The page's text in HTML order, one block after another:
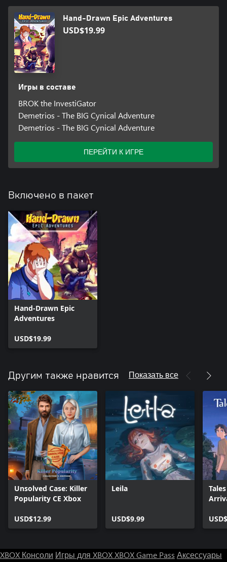
Hand-Drawn Epic Adventures
USD$19.99
Игры в составе
BROK the InvestiGator
Demetrios - The BIG Cynical Adventure
Demetrios - The BIG Cynical Adventure
ПЕРЕЙТИ К ИГРЕ
Включено в пакет
Hand-Drawn Epic
Adventures
USD$19.99
Другим также нравится Показать все
Unsolved Case: Killer
Popularity CE Xbox
USD$12.99
Leila
USD$9.99
XBOX Консоли Игры для XBOXXBOX Game Pass Аксессуары